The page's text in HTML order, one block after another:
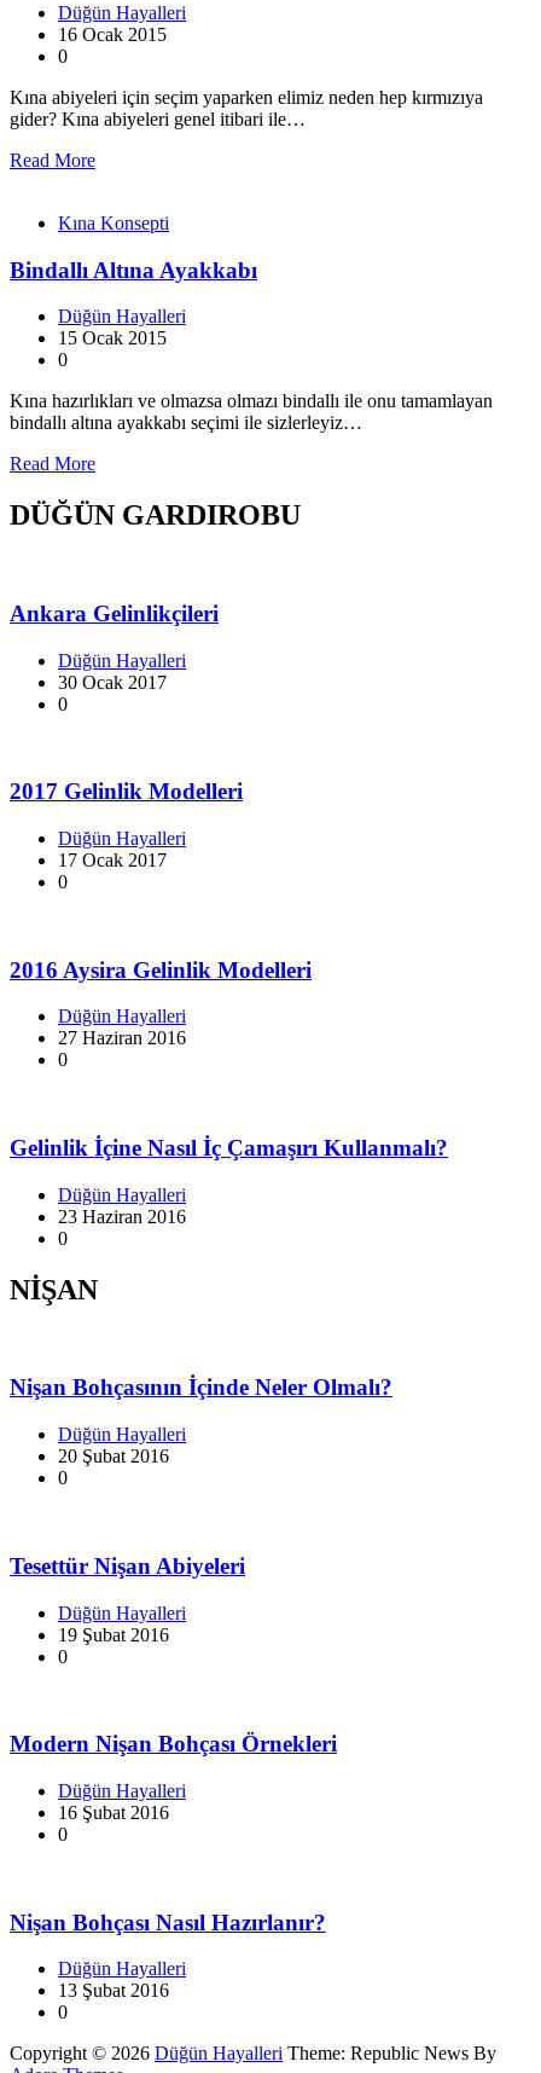
Düğün Hayalleri
16 Ocak 2015
0
Kına abiyeleri için seçim yaparken elimiz neden hep kırmızıya
gider? Kına abiyeleri genel itibari ile…
Read More
Kına Konsepti
Bindallı Altına Ayakkabı
Düğün Hayalleri
15 Ocak 2015
0
Kına hazırlıkları ve olmazsa olmazı bindallı ile onu tamamlayan
bindallı altına ayakkabı seçimi ile sizlerleyiz…
Read More
DÜĞÜN GARDIROBU
Ankara Gelinlikçileri
Düğün Hayalleri
30 Ocak 2017
0
2017 Gelinlik Modelleri
Düğün Hayalleri
17 Ocak 2017
0
2016 Aysira Gelinlik Modelleri
Düğün Hayalleri
27 Haziran 2016
0
Gelinlik İçine Nasıl İç Çamaşırı Kullanmalı?
Düğün Hayalleri
23 Haziran 2016
0
NİŞAN
Nişan Bohçasının İçinde Neler Olmalı?
Düğün Hayalleri
20 Şubat 2016
0
Tesettür Nişan Abiyeleri
Düğün Hayalleri
19 Şubat 2016
0
Modern Nişan Bohçası Örnekleri
Düğün Hayalleri
16 Şubat 2016
0
Nişan Bohçası Nasıl Hazırlanır?
Düğün Hayalleri
13 Şubat 2016
0
Copyright © 2026 Düğün Hayalleri Theme: Republic News By